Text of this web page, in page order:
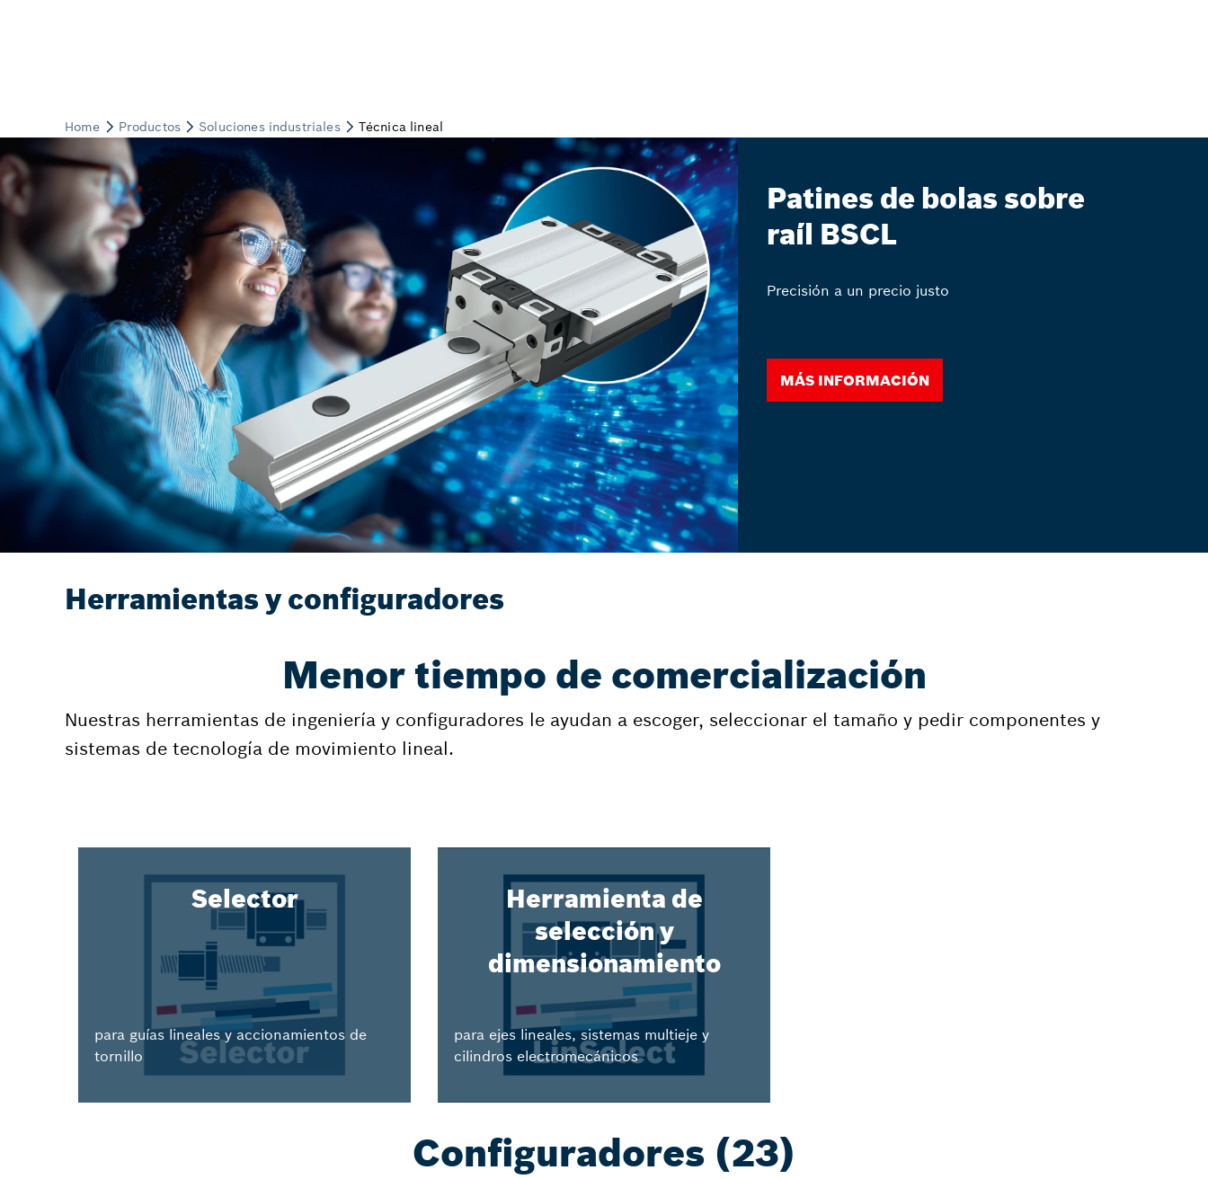
Patines de bolas sobre
raíl BSCL
Precisión a un precio justo
Más información
Herramientas y configuradores
Menor tiempo de comercialización
Nuestras herramientas de ingeniería y configuradores le ayudan a escoger, seleccionar el tamaño y pedir componentes y
sistemas de tecnología de movimiento lineal.
Selector
para guías lineales y accionamientos de
tornillo
Herramienta de
selección y
dimensionamiento
para ejes lineales, sistemas multieje y
cilindros electromecánicos
Configuradores (23)